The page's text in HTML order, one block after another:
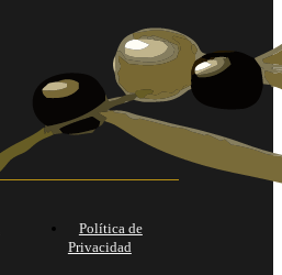
Política de
Privacidad